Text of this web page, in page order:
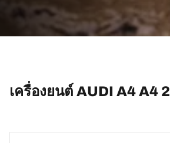
เครื่องยนต์ AUDI A4 A4